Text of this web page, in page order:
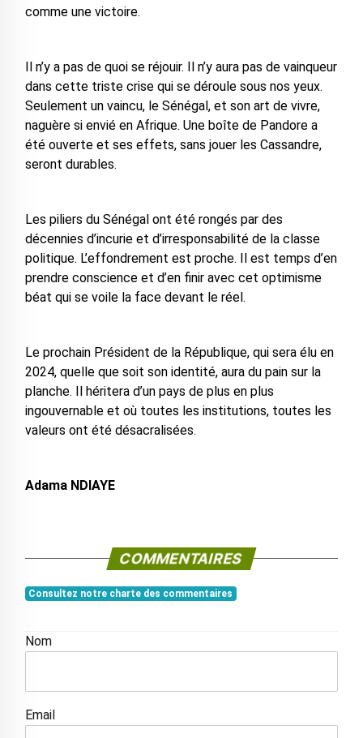
comme une victoire.
Il n’y a pas de quoi se réjouir. Il n’y aura pas de vainqueur
dans cette triste crise qui se déroule sous nos yeux.
Seulement un vaincu, le Sénégal, et son art de vivre,
naguère si envié en Afrique. Une boîte de Pandore a
été ouverte et ses effets, sans jouer les Cassandre,
seront durables.
Les piliers du Sénégal ont été rongés par des
décennies d’incurie et d’irresponsabilité de la classe
politique. L’effondrement est proche. Il est temps d’en
prendre conscience et d’en finir avec cet optimisme
béat qui se voile la face devant le réel.
Le prochain Président de la République, qui sera élu en
2024, quelle que soit son identité, aura du pain sur la
planche. Il héritera d’un pays de plus en plus
ingouvernable et où toutes les institutions, toutes les
valeurs ont été désacralisées.
Adama NDIAYE
COMMENTAIRES
Consultez notre charte des commentaires
Nom
Email